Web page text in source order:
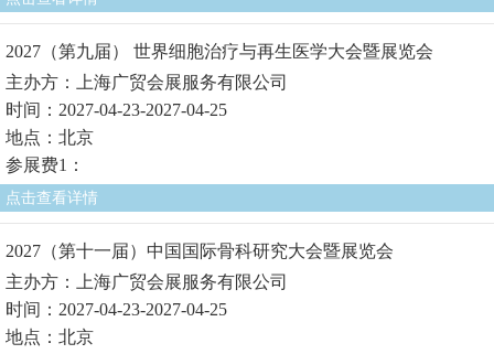
2027（第九届） 世界细胞治疗与再生医学大会暨展览会
主办方：上海广贸会展服务有限公司
时间：2027-04-23-2027-04-25
地点：北京
参展费1：
点击查看详情
2027（第十一届）中国国际骨科研究大会暨展览会
主办方：上海广贸会展服务有限公司
时间：2027-04-23-2027-04-25
地点：北京